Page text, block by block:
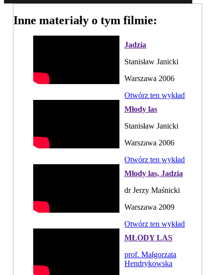
Inne materiały o tym filmie:
Jadzia
Stanisław Janicki
Warszawa 2006
Otwórz ten wykład
Młody las
Stanisław Janicki
Warszawa 2006
Otwórz ten wykład
Młody las, Jadzia
dr Jerzy Maśnicki
Warszawa 2009
Otwórz ten wykład
MŁODY LAS
prof. Małgorzata
Hendrykowska